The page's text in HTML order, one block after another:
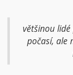
většinou
počasí, ale